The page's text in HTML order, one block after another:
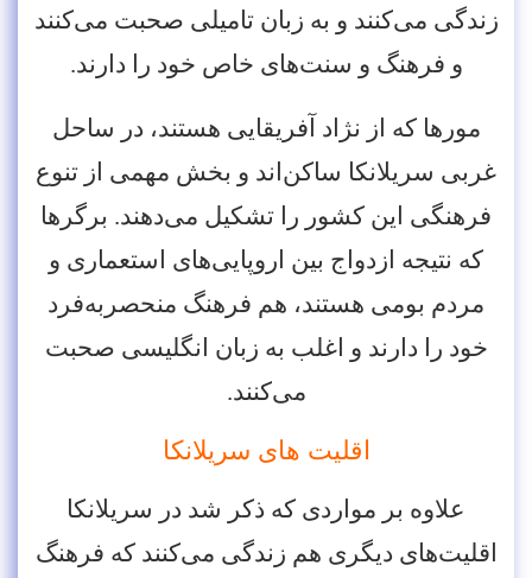
زندگی می‌کنند و به زبان تامیلی صحبت می‌کنند
و فرهنگ و سنت‌های خاص خود را دارند.
مورها که از نژاد آفریقایی هستند، در ساحل
غربی سریلانکا ساکن‌اند و بخش مهمی از تنوع
فرهنگی این کشور را تشکیل می‌دهند. برگرها
که نتیجه ازدواج بین اروپایی‌های استعماری و
مردم بومی هستند، هم فرهنگ منحصربه‌فرد
خود را دارند و اغلب به زبان انگلیسی صحبت
می‌کنند.
اقلیت های سریلانکا
علاوه بر مواردی که ذکر شد در سریلانکا
اقلیت‌های دیگری هم زندگی می‌کنند که فرهنگ